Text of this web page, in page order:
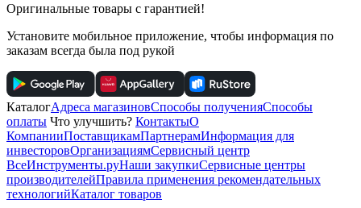
Оригинальные товары с гарантией!
Установите мобильное приложение, чтобы информация по
заказам всегда была под рукой
КаталогАдреса магазиновСпособы полученияСпособы
оплаты Что улучшить? КонтактыО
КомпанииПоставщикамПартнерамИнформация для
инвесторовОрганизациямСервисный центр
ВсеИнструменты.руНаши закупкиСервисные центры
производителейПравила применения рекомендательных
технологийКаталог товаров